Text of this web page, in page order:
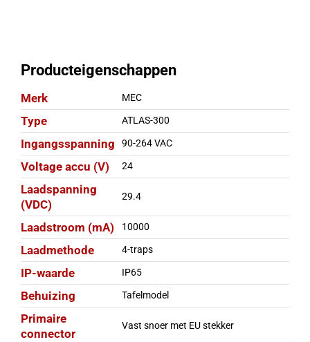
Producteigenschappen
Merk MEC
Type ATLAS-300
Ingangsspanning 90-264 VAC
Voltage accu (V) 24
Laadspanning
(VDC)
29.4
Laadstroom (mA) 10000
Laadmethode 4-traps
IP-waarde IP65
Behuizing Tafelmodel
Primaire
connector
Vast snoer met EU stekker